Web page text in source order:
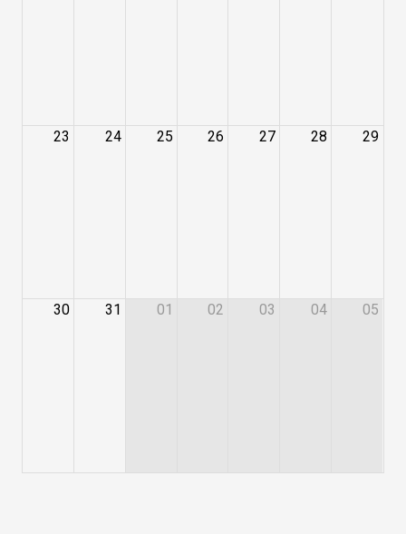
23 24 25 26 27 28 29
30 31 01 02 03 04 05